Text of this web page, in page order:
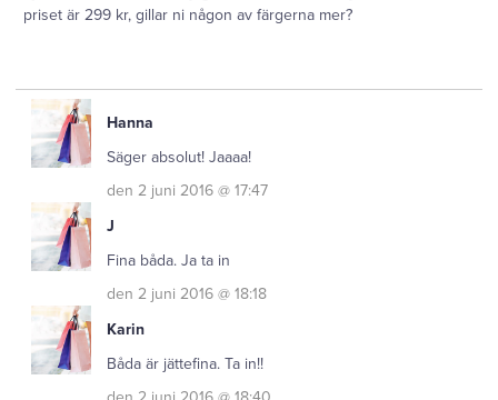
priset är 299 kr, gillar ni någon av färgerna mer?
Hanna
Säger absolut! Jaaaa!
den 2 juni 2016 @ 17:47
J
Fina båda. Ja ta in
den 2 juni 2016 @ 18:18
Karin
Båda är jättefina. Ta in!!